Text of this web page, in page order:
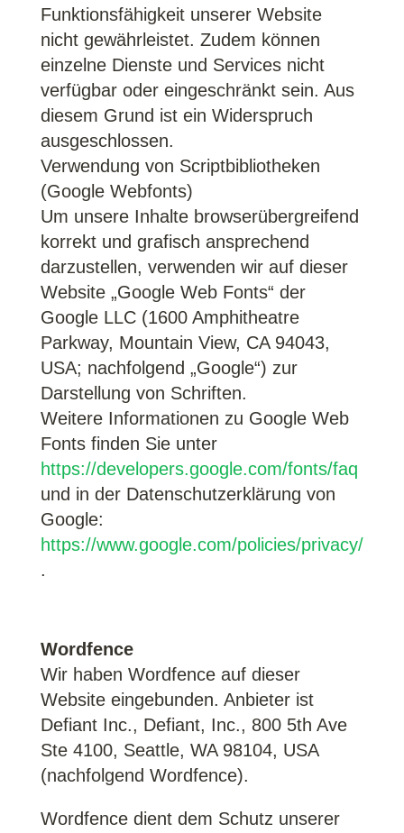
Funktionsfähigkeit unserer Website
nicht gewährleistet. Zudem können
einzelne Dienste und Services nicht
verfügbar oder eingeschränkt sein. Aus
diesem Grund ist ein Widerspruch
ausgeschlossen.
Verwendung von Scriptbibliotheken
(Google Webfonts)
Um unsere Inhalte browserübergreifend
korrekt und grafisch ansprechend
darzustellen, verwenden wir auf dieser
Website „Google Web Fonts“ der
Google LLC (1600 Amphitheatre
Parkway, Mountain View, CA 94043,
USA; nachfolgend „Google“) zur
Darstellung von Schriften.
Weitere Informationen zu Google Web
Fonts finden Sie unter
https://developers.google.com/fonts/faq
und in der Datenschutzerklärung von
Google:
https://www.google.com/policies/privacy/
.
Wordfence
Wir haben Wordfence auf dieser
Website eingebunden. Anbieter ist
Defiant Inc., Defiant, Inc., 800 5th Ave
Ste 4100, Seattle, WA 98104, USA
(nachfolgend Wordfence).
Wordfence dient dem Schutz unserer